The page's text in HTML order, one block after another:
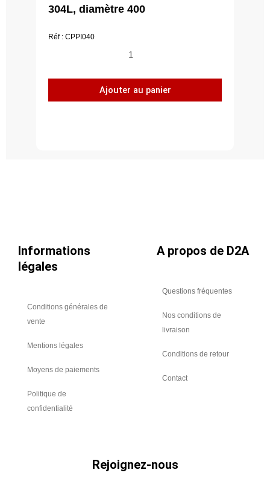
304L, diamètre 400
Réf : CPPI040
quantité
Piquage
plat,
Ajouter au panier
Informations
légales
Conditions générales de
vente
Mentions légales
Moyens de paiements
Politique de
confidentialité
A propos de D2A
Questions fréquentes
Nos conditions de
livraison
Conditions de retour
Contact
Rejoignez-nous